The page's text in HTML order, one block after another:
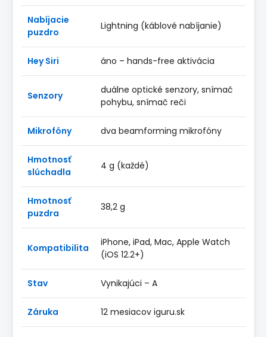
Nabíjacie
puzdro
Lightning (káblové nabíjanie)
Hey Siri áno – hands-free aktivácia
Senzory
duálne optické senzory, snímač
pohybu, snímač reči
Mikrofóny dva beamforming mikrofóny
Hmotnosť
slúchadla
4 g (každé)
Hmotnosť
puzdra
38,2 g
Kompatibilita
iPhone, iPad, Mac, Apple Watch
(iOS 12.2+)
Stav Vynikajúci – A
Záruka 12 mesiacov iguru.sk